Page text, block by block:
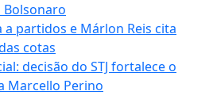
Bolsonaro
a partidos e Márlon Reis cita
cotas
decisão do STJ fortalece o
Marcello Perino